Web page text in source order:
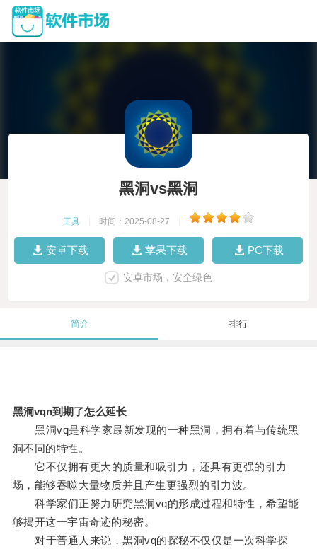
黑洞vs黑洞
工具 时间：2025-08-27
安卓下载 苹果下载 PC下载
安卓市场，安全绿色
简介 排行
黑洞vqn到期了怎么延长
黑洞vq是科学家最新发现的一种黑洞，拥有着与传统黑
洞不同的特性。
它不仅拥有更大的质量和吸引力，还具有更强的引力
场，能够吞噬大量物质并且产生更强烈的引力波。
科学家们正努力研究黑洞vq的形成过程和特性，希望能
够揭开这一宇宙奇迹的秘密。
对于普通人来说，黑洞vq的探秘不仅仅是一次科学探